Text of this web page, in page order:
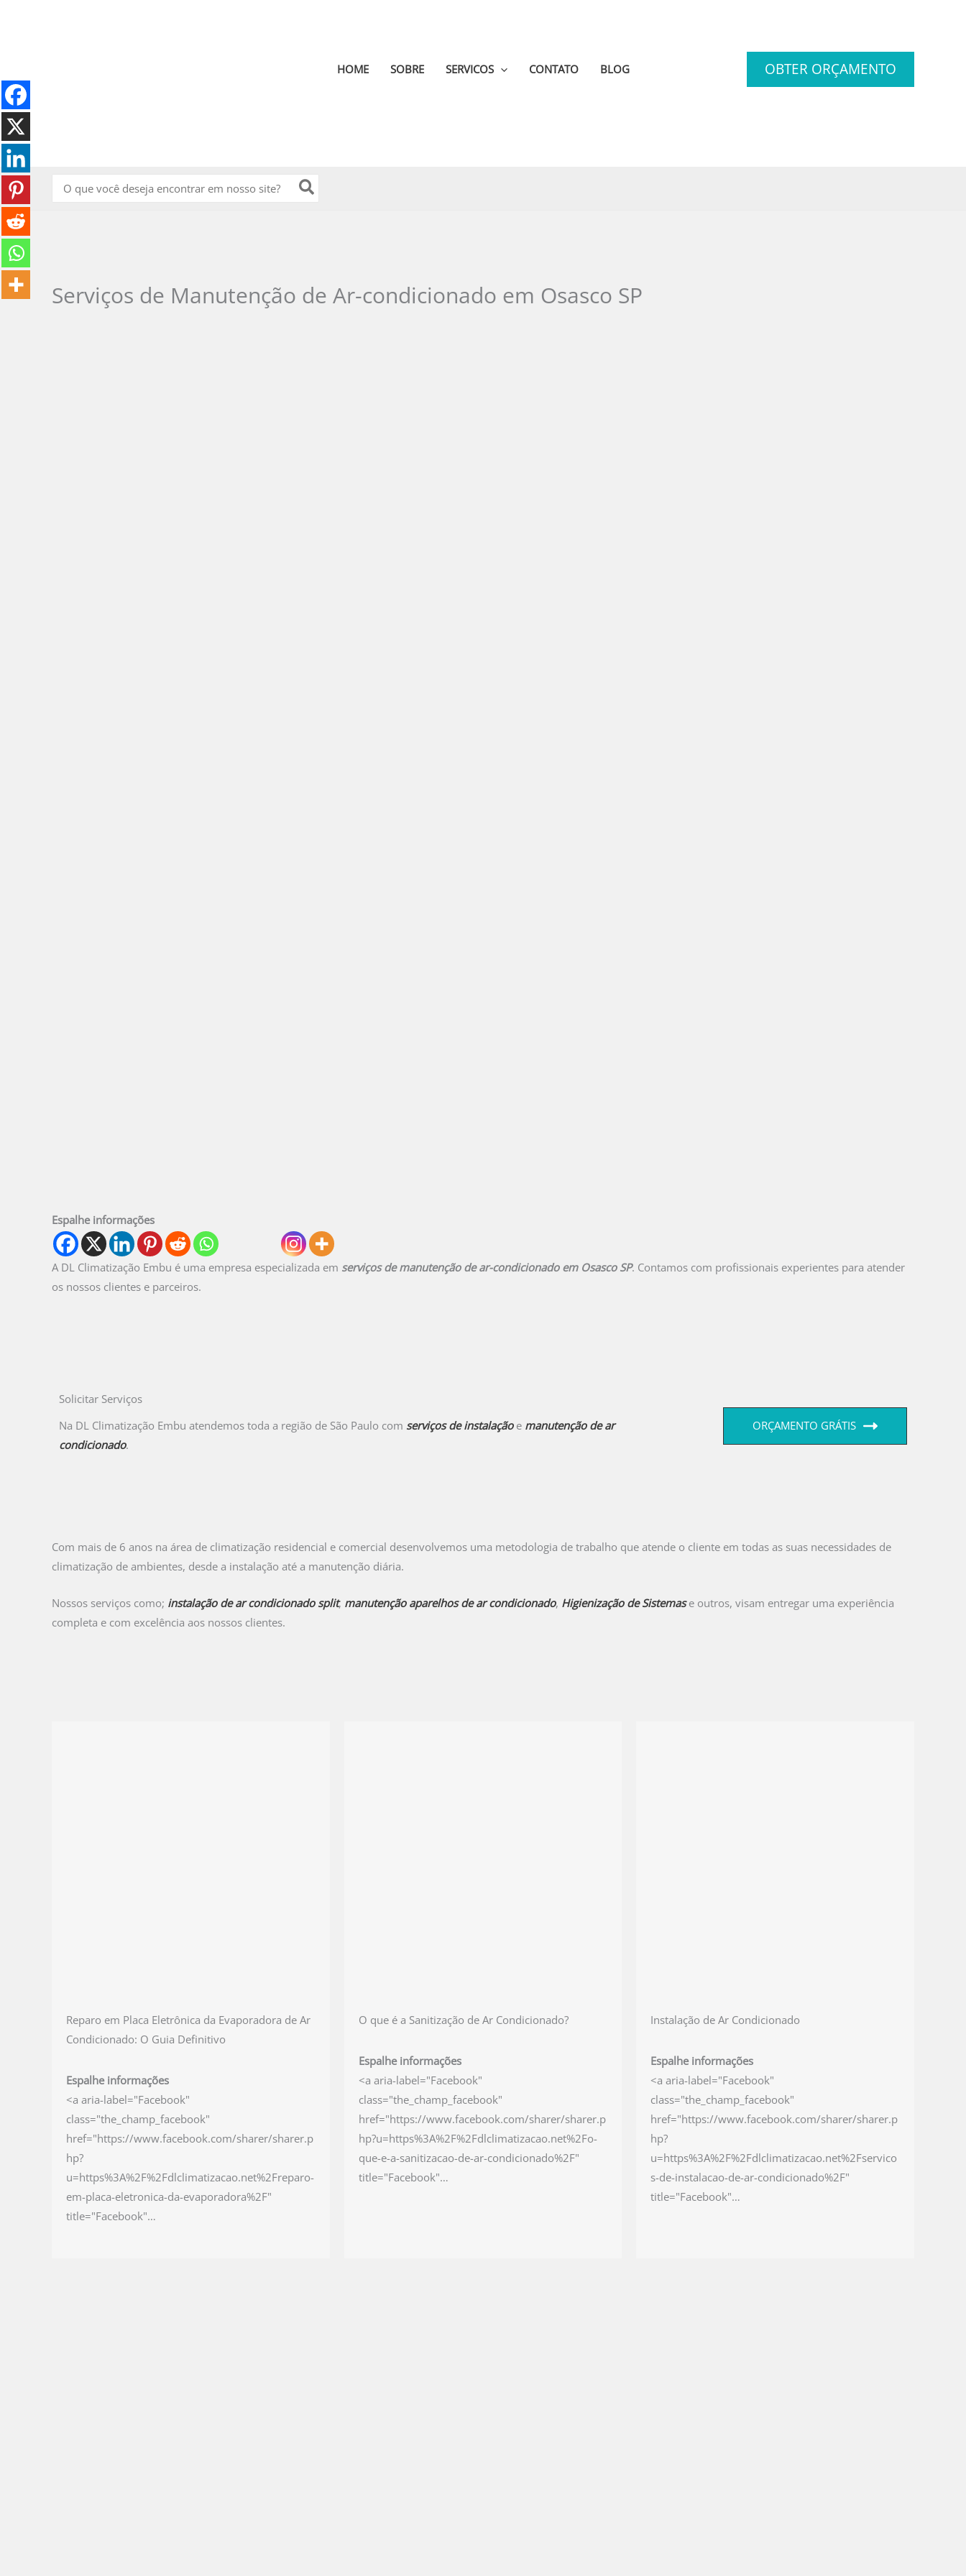
HOME SOBRE SERVICOS CONTATO BLOG OBTER ORÇAMENTO
Procurar:
Serviços de Manutenção de Ar-condicionado em Osasco SP
Espalhe informações
A DL Climatização Embu é uma empresa especializada em serviços de manutenção de ar-condicionado em Osasco SP. Contamos com profissionais experientes para atender
os nossos clientes e parceiros.
Solicitar Serviços
Na DL Climatização Embu atendemos toda a região de São Paulo com serviços de instalaçãoe manutenção de ar
condicionado.
ORÇAMENTO GRÁTIS
Com mais de 6 anos na área de climatização residencial e comercial desenvolvemos uma metodologia de trabalho que atende o cliente em todas as suas necessidades de
climatização de ambientes, desde a instalação até a manutenção diária.
Nossos serviços como; instalação de ar condicionado split, manutenção aparelhos de ar condicionado, Higienização de Sistemase outros, visam entregar uma experiência
completa e com excelência aos nossos clientes.
Reparo em Placa Eletrônica da Evaporadora de Ar
Condicionado: O Guia Definitivo
Espalhe informações
<a aria-label="Facebook"
class="the_champ_facebook"
href="https://www.facebook.com/sharer/sharer.p
hp?
u=https%3A%2F%2Fdlclimatizacao.net%2Freparo-
em-placa-eletronica-da-evaporadora%2F"
title="Facebook"…
O que é a Sanitização de Ar Condicionado?
Espalhe informações
<a aria-label="Facebook"
class="the_champ_facebook"
href="https://www.facebook.com/sharer/sharer.p
hp?u=https%3A%2F%2Fdlclimatizacao.net%2Fo-
que-e-a-sanitizacao-de-ar-condicionado%2F"
title="Facebook"…
Instalação de Ar Condicionado
Espalhe informações
<a aria-label="Facebook"
class="the_champ_facebook"
href="https://www.facebook.com/sharer/sharer.p
hp?
u=https%3A%2F%2Fdlclimatizacao.net%2Fservico
s-de-instalacao-de-ar-condicionado%2F"
title="Facebook"…